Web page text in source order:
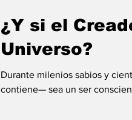
¿Y si el
Universo?
Durante milenios sabios y
contiene— sea un ser